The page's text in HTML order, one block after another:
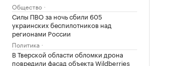
Общество
Силы ПВО за ночь сбили 605
украинских беспилотников над
регионами России
Политика
В Тверской области обломки дрона
повредили фасад объекта Wildberries